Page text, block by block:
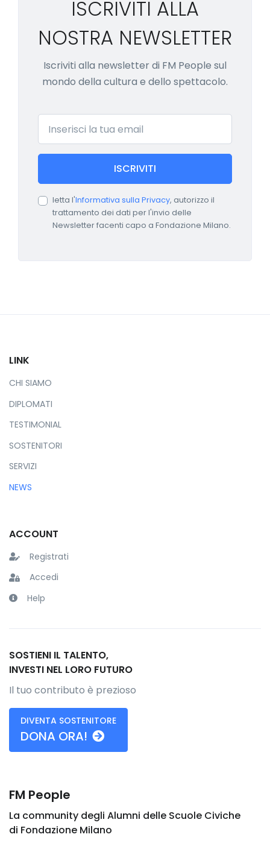
ISCRIVITI ALLA
NOSTRA NEWSLETTER
Iscriviti alla newsletter di FM People sul
mondo della cultura e dello spettacolo.
Email
ISCRIVITI
letta l'Informativa sulla Privacy, autorizzo il
trattamento dei dati per l'invio delle
Newsletter facenti capo a Fondazione Milano.
LINK
CHI SIAMO
DIPLOMATI
TESTIMONIAL
SOSTENITORI
SERVIZI
NEWS
ACCOUNT
Registrati
Accedi
Help
SOSTIENI IL TALENTO,
INVESTI NEL LORO FUTURO
Il tuo contributo è prezioso
DIVENTA SOSTENITORE
DONA ORA!
FM People
La community degli Alumni delle Scuole Civiche
di Fondazione Milano